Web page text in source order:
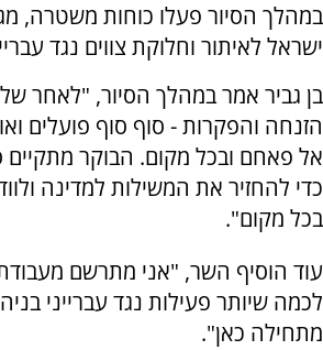
במהלך הסיור פעלו כוחות משטרה,
ישראל לאיתור וחלוקת צווים נגד
בן גביר אמר במהלך הסיור, "לאחר
הזנחה והפקרות - סוף סוף פועלים
אל פאחם ובכל מקום. הבוקר מתקיים
כדי להחזיר את המשילות למדינה
בכל מקום".
עוד הוסיף השר, "אני מתרשם
לכמה שיותר פעילות נגד עברייני
מתחילה כאן".